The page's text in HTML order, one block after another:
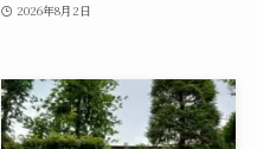
2026年8月2日